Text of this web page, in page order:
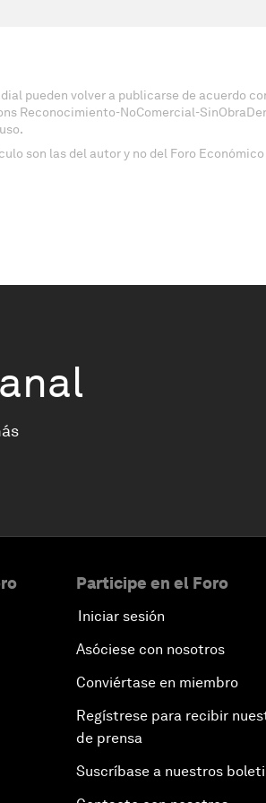
pueden volver a publicarse de acuerdo
Reconocimiento-NoComercial-
son las del autor y no del Foro
Participe en el Foro
Iniciar sesión
Asóciese con nosotros
Conviértase en miembro
Regístrese para recibir
de prensa
Suscríbase a nuestros